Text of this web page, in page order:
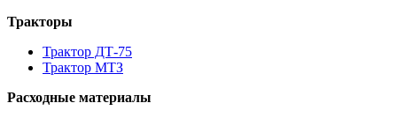
Тракторы
Трактор ДТ-75
Трактор МТЗ
Расходные материалы